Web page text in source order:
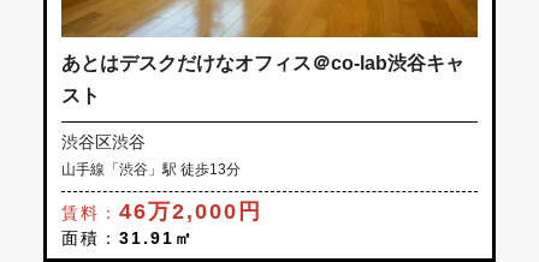
あとはデスクだけなオフィス＠co-lab渋谷キャ
スト
渋谷区渋谷
山手線「渋谷」駅 徒歩13分
賃料： 46万2,000円
面積： 31.91㎡